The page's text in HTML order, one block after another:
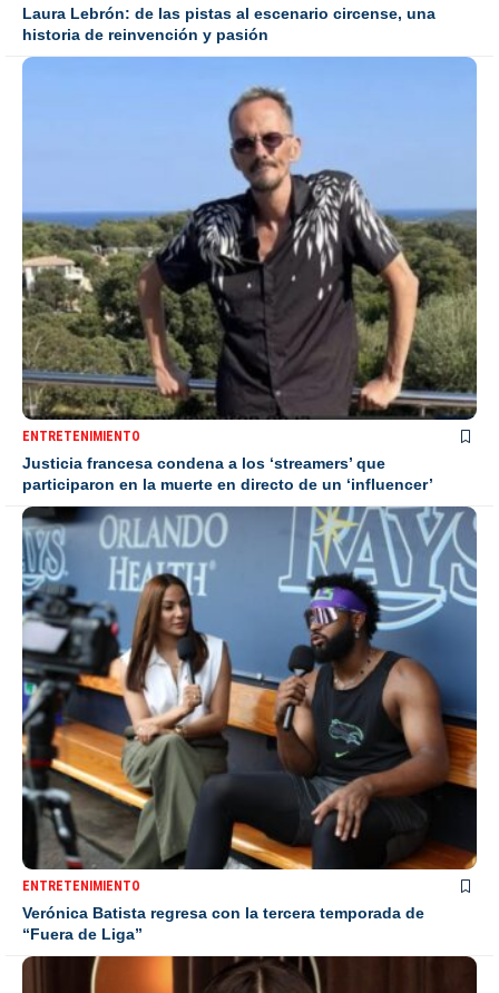
Laura Lebrón: de las pistas al escenario circense, una
historia de reinvención y pasión
ENTRETENIMIENTO
Justicia francesa condena a los ‘streamers’ que
participaron en la muerte en directo de un ‘influencer’
ENTRETENIMIENTO
Verónica Batista regresa con la tercera temporada de
“Fuera de Liga”